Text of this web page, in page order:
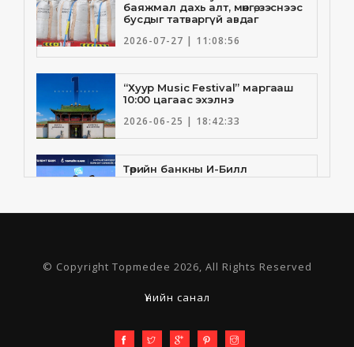
баяжмал дахь алт, мөнгө, зэснээс
бусдыг татваргүй авдаг
2026-07-27 | 11:08:56
“Хуур Music Festival” маргааш
10:00 цагаас эхэлнэ
2026-06-25 | 18:42:33
Төрийн банкны И-Билл
үйлчилгээнд Голомт банк
2026-06-25 | 9:33:55
Төрийн банк, Санхүү Эдийн
Засгийн Их Сургууль хамтын
шинэчлэн байгууллаа
© Copyright Topmedee 2026, All Rights Reserved
Үнийн санал